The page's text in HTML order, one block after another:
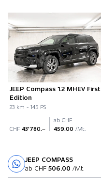
JEEP Compass 1.2 MHEV First
Edition
23 km - 145 PS
CHF 43'780.–
ab CHF
459.00 /Mt.
JEEP COMPASS
ab CHF 506.00 /Mt.